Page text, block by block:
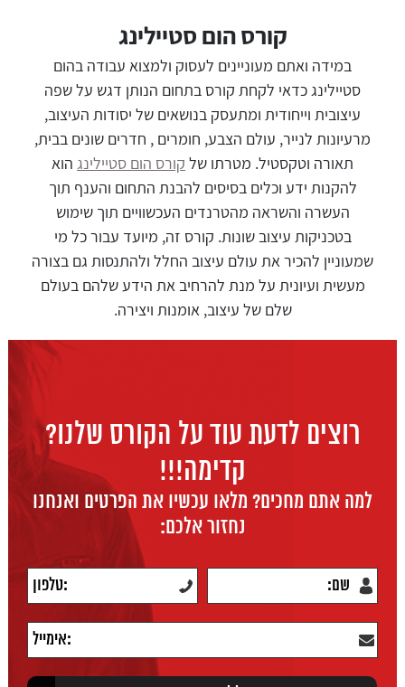
קורס הום סטיילינג
במידה ואתם מעוניינים לעסוק ולמצוא עבודה בהום
סטיילינג כדאי לקחת קורס בתחום הנותן דגש על שפה
עיצובית וייחודית ומתעסק בנושאים של יסודות העיצוב,
מרעיונות לנייר, עולם הצבע, חומרים , חדרים שונים בבית,
תאורה וטקסטיל. מטרתו של קורס הום סטיילינגהוא
להקנות ידע וכלים בסיסים להבנת התחום והענף תוך
העשרה והשראה מהטרנדים העכשוויים תוך שימוש
בטכניקות עיצוב שונות. קורס זה, מיועד עבור כל מי
שמעוניין להכיר את עולם עיצוב החלל ולהתנסות גם בצורה
מעשית ועיונית על מנת להרחיב את הידע שלהם בעולם
שלם של עיצוב, אומנות ויצירה.
רוצים לדעת עוד על הקורס שלנו?
קדימה!!!
למה אתם מחכים? מלאו עכשיו את הפרטים ואנחנו
נחזור אלכם: